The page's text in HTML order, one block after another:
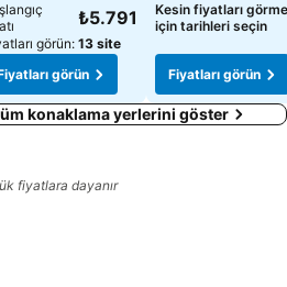
₺5.791
görün: 13 site
görün
Kesin fiyatları
için tarihleri seçin
Fiyatları görün
konaklama yerlerini göster
fiyatlara dayanır